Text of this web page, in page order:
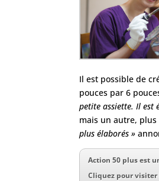
Il est possible de
pouces par 6
petite assiette. Il est
mais un autre,
plus élaborés »
Action 50 plus est
Cliquez pour